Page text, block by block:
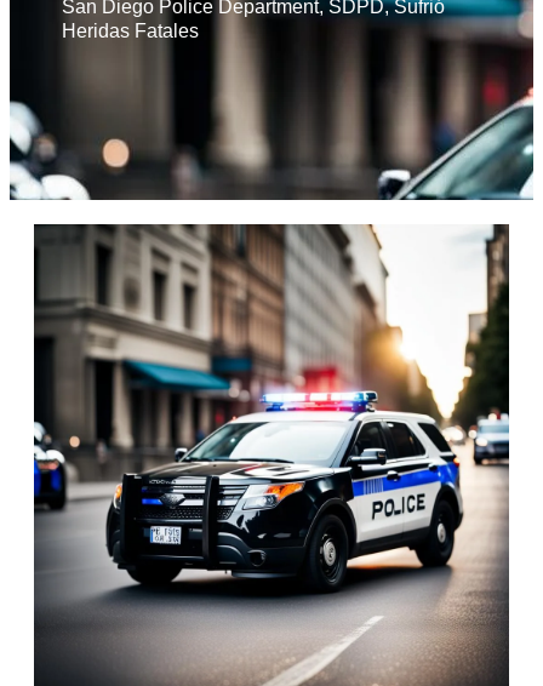
San Diego Police Department, SDPD,Sufrió
Heridas Fatales